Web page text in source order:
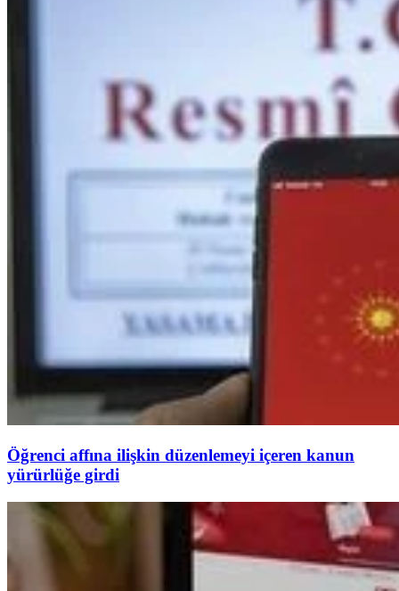
Öğrenci affına ilişkin düzenlemeyi içeren kanun
yürürlüğe girdi